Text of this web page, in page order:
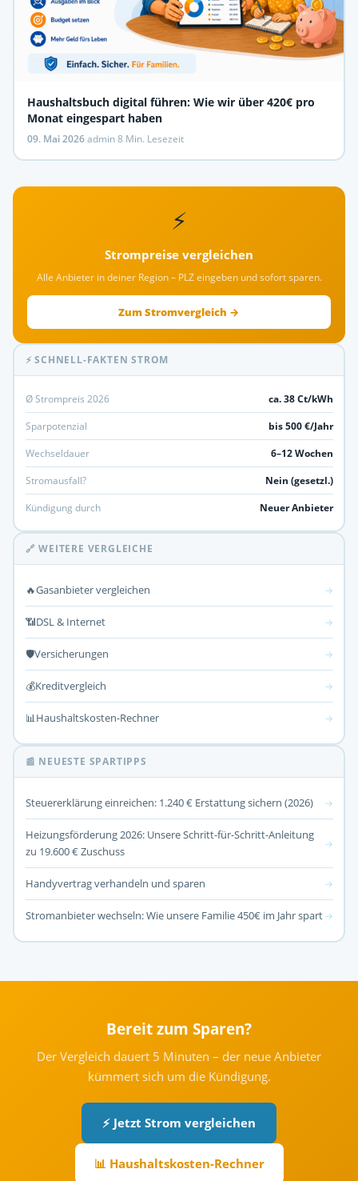
Haushaltsbuch digital führen: Wie wir über 420€ pro
Monat eingespart haben
09. Mai 2026·admin·8 Min. Lesezeit
⚡
Strompreise vergleichen
Alle Anbieter in deiner Region – PLZ eingeben und sofort sparen.
Zum Stromvergleich →
⚡ SCHNELL-FAKTEN STROM
Ø Strompreis 2026
ca. 38 Ct/kWh
Sparpotenzial
bis 500 €/Jahr
Wechseldauer
6–12 Wochen
Stromausfall?
Nein (gesetzl.)
Kündigung durch
Neuer Anbieter
🔗 WEITERE VERGLEICHE
🔥Gasanbieter vergleichen →
📶DSL & Internet →
🛡️Versicherungen →
💰Kreditvergleich →
📊Haushaltskosten-Rechner →
📰 NEUESTE SPARTIPPS
Steuererklärung einreichen: 1.240 € Erstattung sichern (2026) →
Heizungsförderung 2026: Unsere Schritt-für-Schritt-Anleitung
zu 19.600 € Zuschuss
→
Handyvertrag verhandeln und sparen →
Stromanbieter wechseln: Wie unsere Familie 450€ im Jahr spart →
Bereit zum Sparen?
Der Vergleich dauert 5 Minuten – der neue Anbieter
kümmert sich um die Kündigung.
⚡ Jetzt Strom vergleichen
📊 Haushaltskosten-Rechner